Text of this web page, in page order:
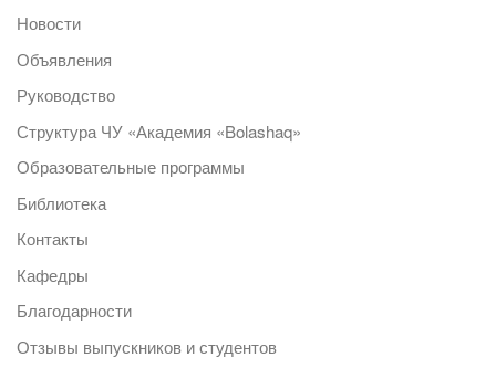
Новости
Объявления
Руководство
Структура ЧУ «Академия «Bolashaq»
Образовательные программы
Библиотека
Контакты
Кафедры
Благодарности
Отзывы выпускников и студентов